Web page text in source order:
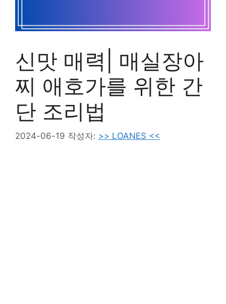
신맛 매력| 매실장아
찌 애호가를 위한 간
단 조리법
2024-06-19 작성자: >> LOANES <<